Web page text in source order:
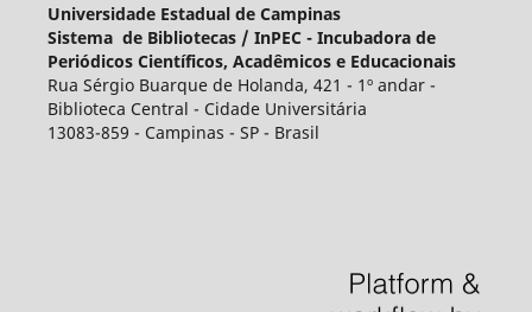
Universidade Estadual de Campinas
Sistema de Bibliotecas / InPEC - Incubadora de
Periódicos Científicos, Acadêmicos e Educacionais
Rua Sérgio Buarque de Holanda, 421 - 1º andar -
Biblioteca Central - Cidade Universitária
13083-859 - Campinas - SP - Brasil